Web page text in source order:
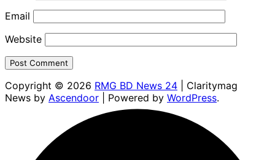
Email
Website
Copyright © 2026 RMG BD News 24 | Claritymag
News by Ascendoor | Powered by WordPress.